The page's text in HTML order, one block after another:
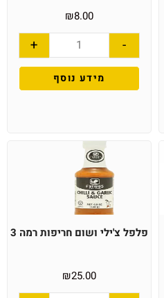
₪8.00
-
+
מידע נוסף
פלפל צ'ילי ושום חריפות רמה 3
₪25.00